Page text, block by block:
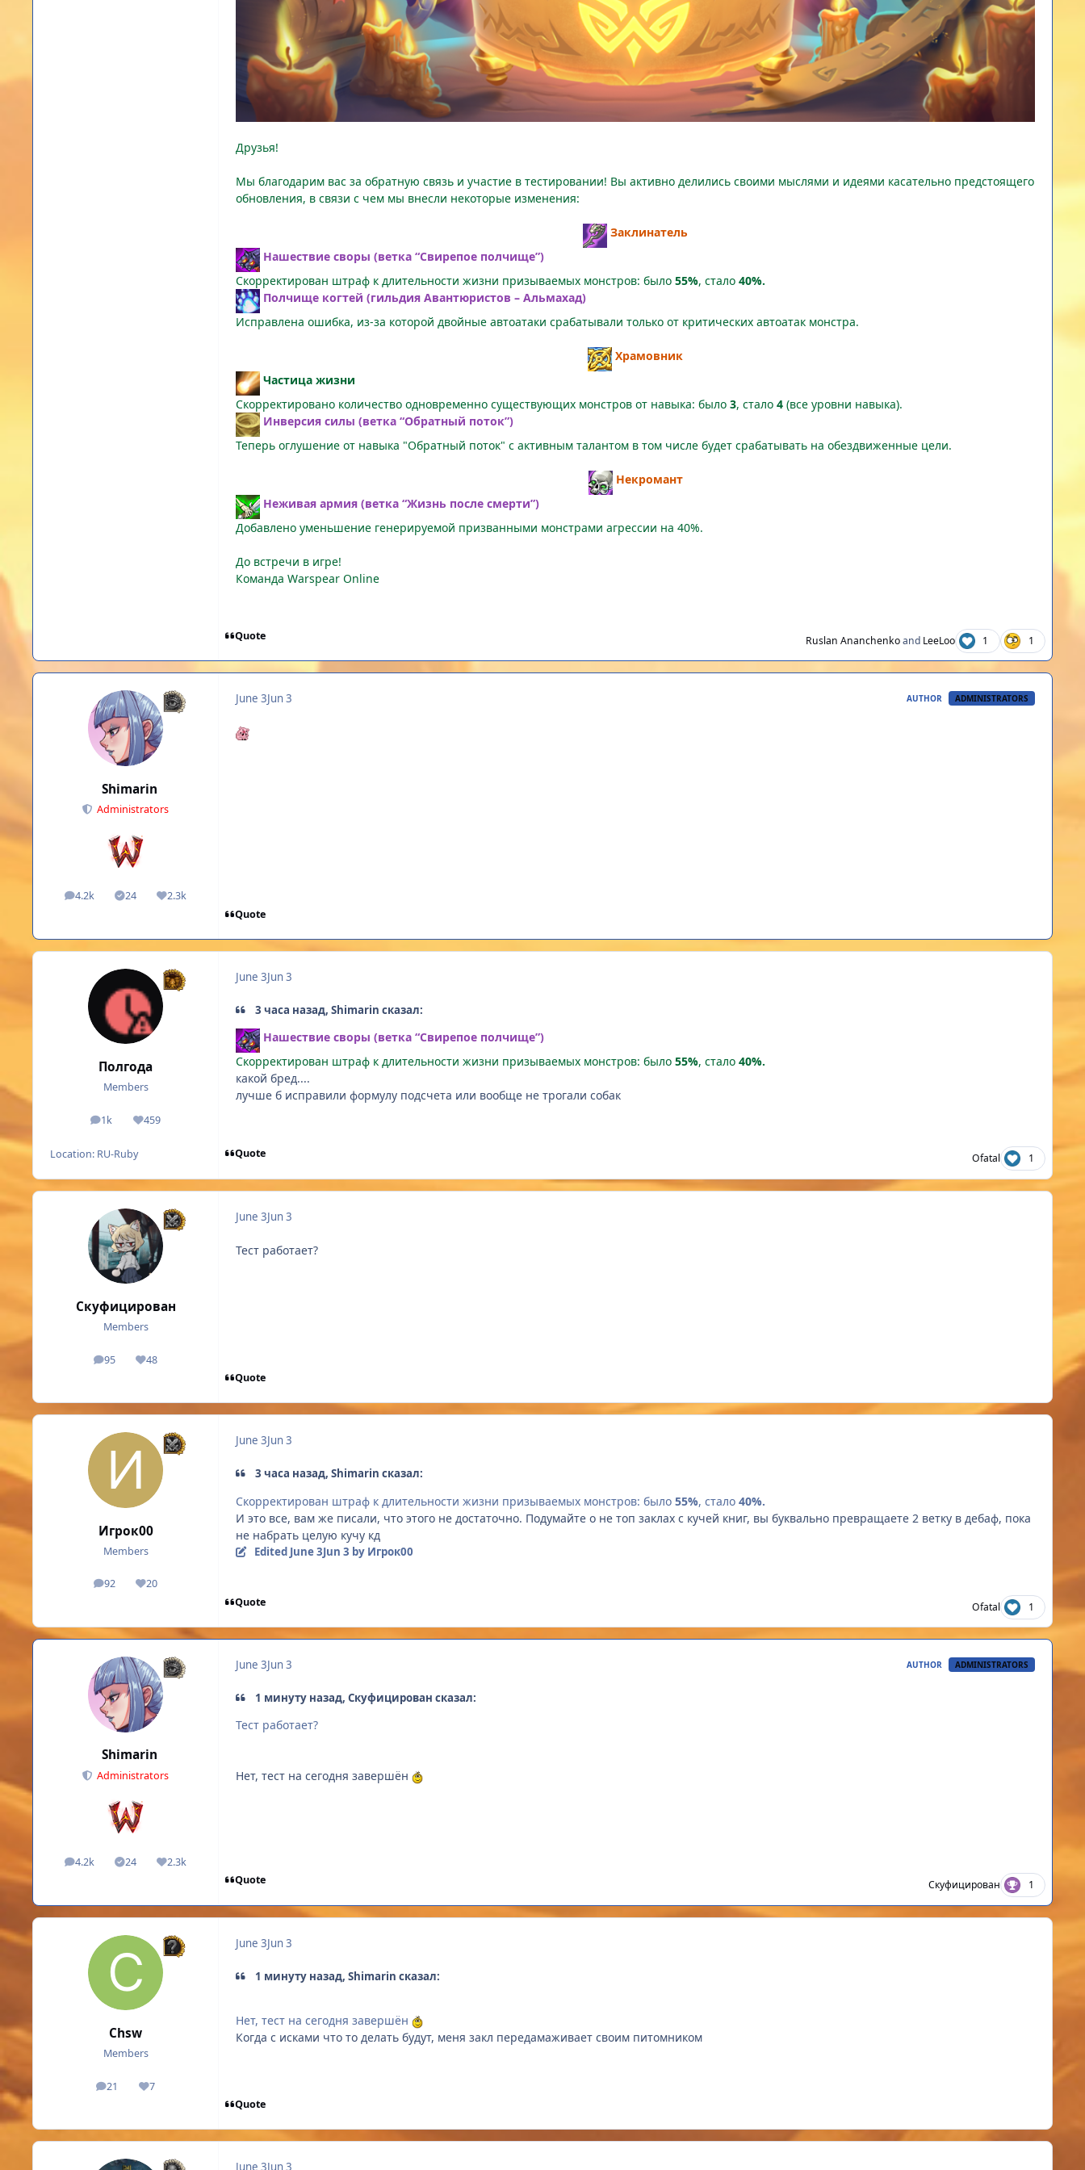
Друзья!
Мы благодарим вас за обратную связь и участие в тестировании! Вы активно делились своими мыслями и идеями касательно предстоящего
обновления, в связи с чем мы внесли некоторые изменения:
Заклинатель
Нашествие своры (ветка “Свирепое полчище”)
Скорректирован штраф к длительности жизни призываемых монстров: было 55%, стало 40%.
Полчище когтей (гильдия Авантюристов – Альмахад)
Исправлена ошибка, из-за которой двойные автоатаки срабатывали только от критических автоатак монстра.
Храмовник
Частица жизни
Скорректировано количество одновременно существующих монстров от навыка: было 3, стало 4 (все уровни навыка).
Инверсия силы (ветка “Обратный поток”)
Теперь оглушение от навыка "Обратный поток" с активным талантом в том числе будет срабатывать на обездвиженные цели.
Некромант
Неживая армия (ветка “Жизнь после смерти”)
Добавлено уменьшение генерируемой призванными монстрами агрессии на 40%.
До встречи в игре!
Команда Warspear Online
Quote Ruslan Ananchenkoand LeeLoo 1 1
Shimarin
Administrators
4.2k
posts 24
Solutions2.3k
Reputation
June 3Jun 3 AUTHOR ADMINISTRATORS
Quote
Полгода
Members
1k
posts 459
Reputation
Location: RU-Ruby
June 3Jun 3
3 часа назад, Shimarin сказал:
Нашествие своры (ветка “Свирепое полчище”)
Скорректирован штраф к длительности жизни призываемых монстров: было 55%, стало 40%.
какой бред....
лучше б исправили формулу подсчета или вообще не трогали собак
Quote Ofatal 1
Скуфицирован
Members
95
posts 48
Reputation
June 3Jun 3
Тест работает?
Quote
Игрок00
Members
92
posts 20
Reputation
June 3Jun 3
3 часа назад, Shimarin сказал:
Скорректирован штраф к длительности жизни призываемых монстров: было 55%, стало 40%.
И это все, вам же писали, что этого не достаточно. Подумайте о не топ заклах с кучей книг, вы буквально превращаете 2 ветку в дебаф, пока
не набрать целую кучу кд
Edited June 3Jun 3 by Игрок00
Quote Ofatal 1
Shimarin
Administrators
4.2k
posts 24
Solutions2.3k
Reputation
June 3Jun 3 AUTHOR ADMINISTRATORS
1 минуту назад, Скуфицирован сказал:
Тест работает?
Нет, тест на сегодня завершён
Quote Скуфицирован 1
Chsw
Members
21
posts 7
Reputation
June 3Jun 3
1 минуту назад, Shimarin сказал:
Нет, тест на сегодня завершён
Когда с исками что то делать будут, меня закл передамаживает своим питомником
Quote
June 3Jun 3